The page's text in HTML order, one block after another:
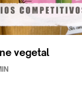
vegetal